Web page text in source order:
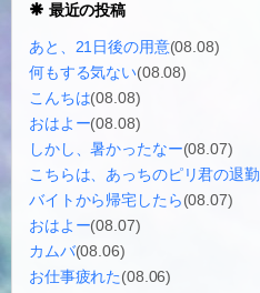
最近の投稿
あと、21日後の用意(08.08)
何もする気ない(08.08)
こんちは(08.08)
おはよー(08.08)
しかし、暑かったなー(08.07)
こちらは、あっちのピリ君の退勤
バイトから帰宅したら(08.07)
おはよー(08.07)
カムバ(08.06)
お仕事疲れた(08.06)